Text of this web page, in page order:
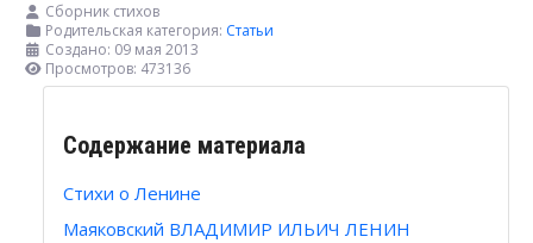
Сборник стихов
Родительская категория: Статьи
Создано: 09 мая 2013
Просмотров: 473136
Содержание материала
Стихи о Ленине
Маяковский ВЛАДИМИР ИЛЬИЧ ЛЕНИН